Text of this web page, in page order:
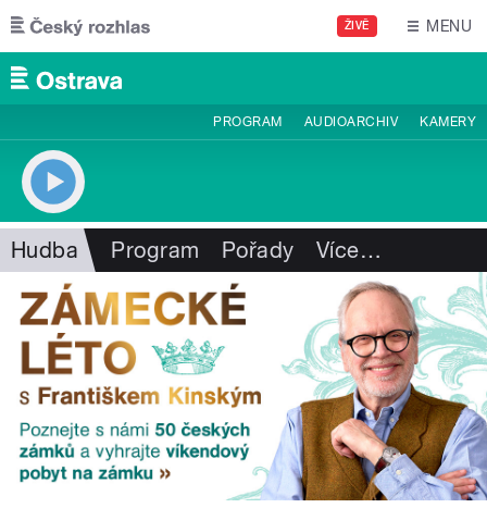
Přejít k hlavnímu obsahu
ŽIVĚ MENU
PROGRAM AUDIOARCHIV KAMERY
Hudba Program Pořady Více…